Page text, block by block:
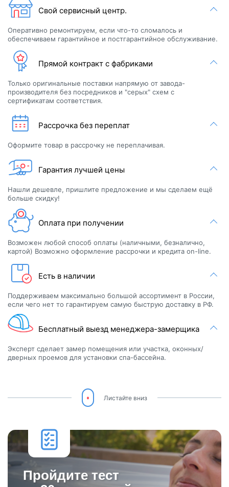
Почему бассейны покупают у
нас?
Получите индивидуальные рекомендации от эксперта по
подбору, для лучшего соответствия вашим потребностям и
предпочтениям.
Оперативно ремонтируем, если что-то сломалось и
обеспечиваем гарантийное и постгарантийное обслуживание.
Прямой контракт с фабриками
Только оригинальные поставки напрямую от завода-
производителя без посредников и "серых" схем с
сертификатам соответствия.
Рассрочка без переплат
Оформите товар в рассрочку не переплачивая.
Гарантия лучшей цены
Нашли дешевле, пришлите предложение и мы сделаем ещё
больше скидку!
Оплата при получении
Есть в наличии
если чего нет то гарантируем самую быструю доставку в РФ.
Бесплатный выезд менеджера-замерщика
Эксперт сделает замер помещения или участка, оконных/
дверных проемов для установки спа-бассейна.